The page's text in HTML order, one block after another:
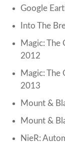
Google
Into The
Magic: The
2012
Magic: The
2013
Mount &
Mount &
NieR: